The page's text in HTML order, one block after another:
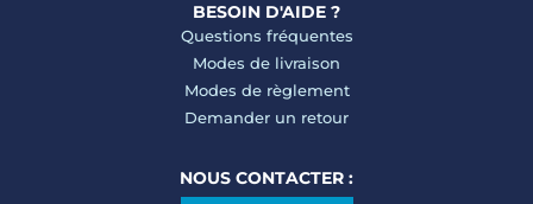
BESOIN D'AIDE ?
Questions fréquentes
Modes de livraison
Modes de règlement
Demander un retour
NOUS CONTACTER :